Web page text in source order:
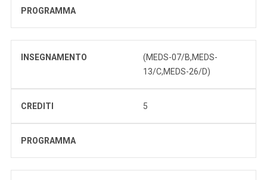
PROGRAMMA
INSEGNAMENTO
(MEDS-07/B,MEDS-
13/C,MEDS-26/D)
CREDITI 5
PROGRAMMA